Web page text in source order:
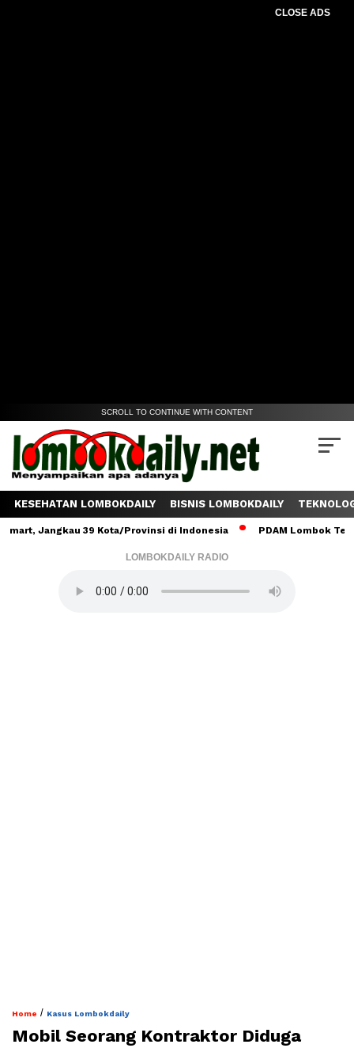
CLOSE ADS
SCROLL TO CONTINUE WITH CONTENT
KESEHATAN LOMBOKDAILY BISNIS LOMBOKDAILY
39 Kota/Provinsi di Indonesia PDAM Lombok Tengah
LOMBOKDAILY RADIO
Home / Kasus Lombokdaily
Mobil Seorang Kontraktor Diduga